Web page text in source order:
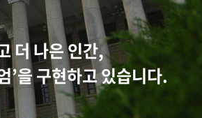
더 나은 인간,
’을 구현하고 있습니다.